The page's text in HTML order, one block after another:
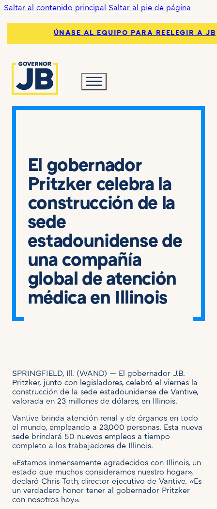
Saltar al contenido principal Saltar al pie de página
ÚNASE AL EQUIPO PARA REELEGIR A JB
El gobernador
Pritzker celebra la
construcción de la
sede
estadounidense de
una compañía
global de atención
médica en Illinois
SPRINGFIELD, Ill. (WAND) — El gobernador J.B.
Pritzker, junto con legisladores, celebró el viernes la
construcción de la sede estadounidense de Vantive,
valorada en 23 millones de dólares, en Illinois.
Vantive brinda atención renal y de órganos en todo
el mundo, empleando a 23,000 personas. Esta nueva
sede brindará 50 nuevos empleos a tiempo
completo a los trabajadores de Illinois.
«Estamos inmensamente agradecidos con Illinois, un
estado que muchos consideramos nuestro hogar»,
declaró Chris Toth, director ejecutivo de Vantive. «Es
un verdadero honor tener al gobernador Pritzker
con nosotros hoy».